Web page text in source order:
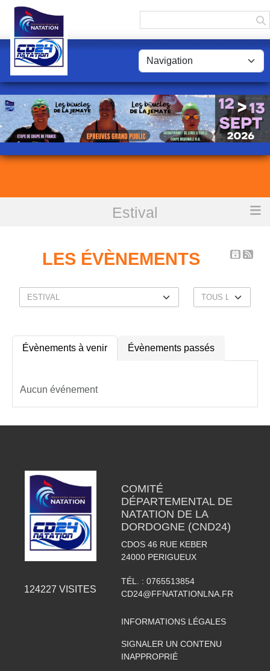
Estival
Les évènements
LES ÉVÈNEMENTS
Évènements à venir Évènements passés
Aucun événement
124227 VISITES
COMITÉ
DÉPARTEMENTAL DE
NATATION DE LA
DORDOGNE (CND24)
CDOS 46 RUE KEBER
24000 PERIGUEUX
TÉL. : 0765513854
CD24@FFNATATIONLNA.FR
INFORMATIONS LÉGALES
SIGNALER UN CONTENU
INAPPROPRIÉ
Panneau de gestion des cookies